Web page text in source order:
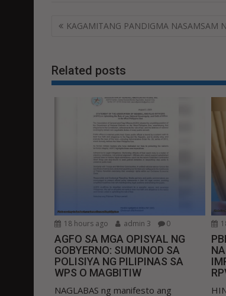
Post
KAGAMITANG PANDIGMA NASAMSAM
Related posts
18 hours ago admin 3 0
AGFO SA MGA OPISYAL NG
GOBYERNO: SUMUNOD SA
POLISIYA NG PILIPINAS SA
WPS O MAGBITIW
NAGLABAS ng manifesto ang